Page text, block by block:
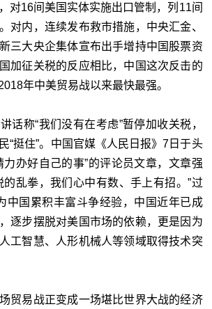
对16间美国实体实施出口管制，列11间
对内，连续发布救市措施，中央汇金、
三大央企集体宣布出手增持中国股票资
加征关税的反应相比，中国这次反击的
年中美贸易战以来最快最强。
话称“我们没有在考虑”暂停加收关税，
“挺住”。中国官媒《人民日报》7日于头
力办好自己的事”的评论员文章，文章强
的乱拳，我们心中有数、手上有招。”过
中国累积丰富斗争经验，中国近年已成
逐步摆脱对美国市场的依赖，更是因为
工智慧、人形机械人等领域取得技术突
贸易战正变成一场堪比世界大战的经济